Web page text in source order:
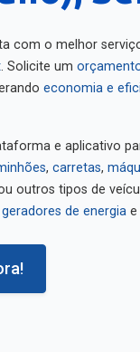
com o melhor
. Solicite um
economia e
e aplicativo
, carretas,
outros tipos de
geradores de energia e